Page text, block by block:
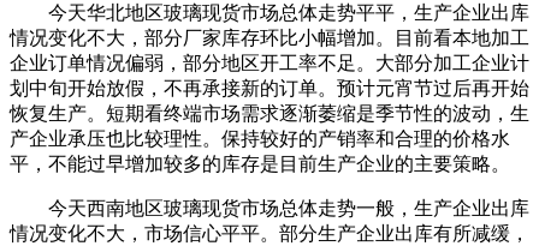
今天华北地区玻璃现货市场总体走势平平，生产企业出库
情况变化不大，部分厂家库存环比小幅增加。目前看本地加工
企业订单情况偏弱，部分地区开工率不足。大部分加工企业计
划中旬开始放假，不再承接新的订单。预计元宵节过后再开始
恢复生产。短期看终端市场需求逐渐萎缩是季节性的波动，生
产企业承压也比较理性。保持较好的产销率和合理的价格水
平，不能过早增加较多的库存是目前生产企业的主要策略。
今天西南地区玻璃现货市场总体走势一般，生产企业出库
情况变化不大，市场信心平平。部分生产企业出库有所减缓，